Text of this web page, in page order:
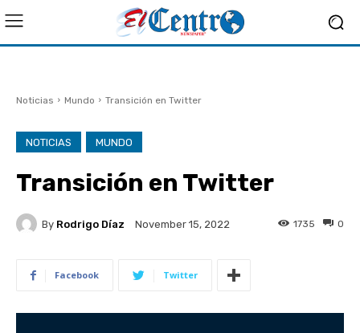
Noticias Mundo Transición en Twitter
NOTICIAS MUNDO
Transición en Twitter
By Rodrigo Díaz November 15, 2022 0
1735
Facebook Twitter